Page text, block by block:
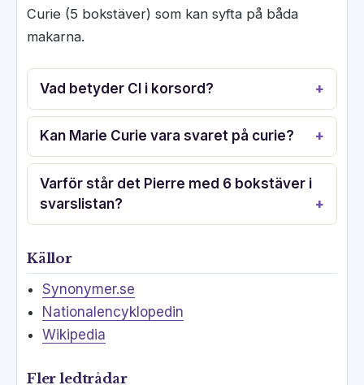
Curie (5 bokstäver) som kan syfta på båda
makarna.
Vad betyder CI i korsord?
Kan Marie Curie vara svaret på curie?
Varför står det Pierre med 6 bokstäver i
svarslistan?
Källor
Synonymer.se
Nationalencyklopedin
Wikipedia
Fler ledtrådar